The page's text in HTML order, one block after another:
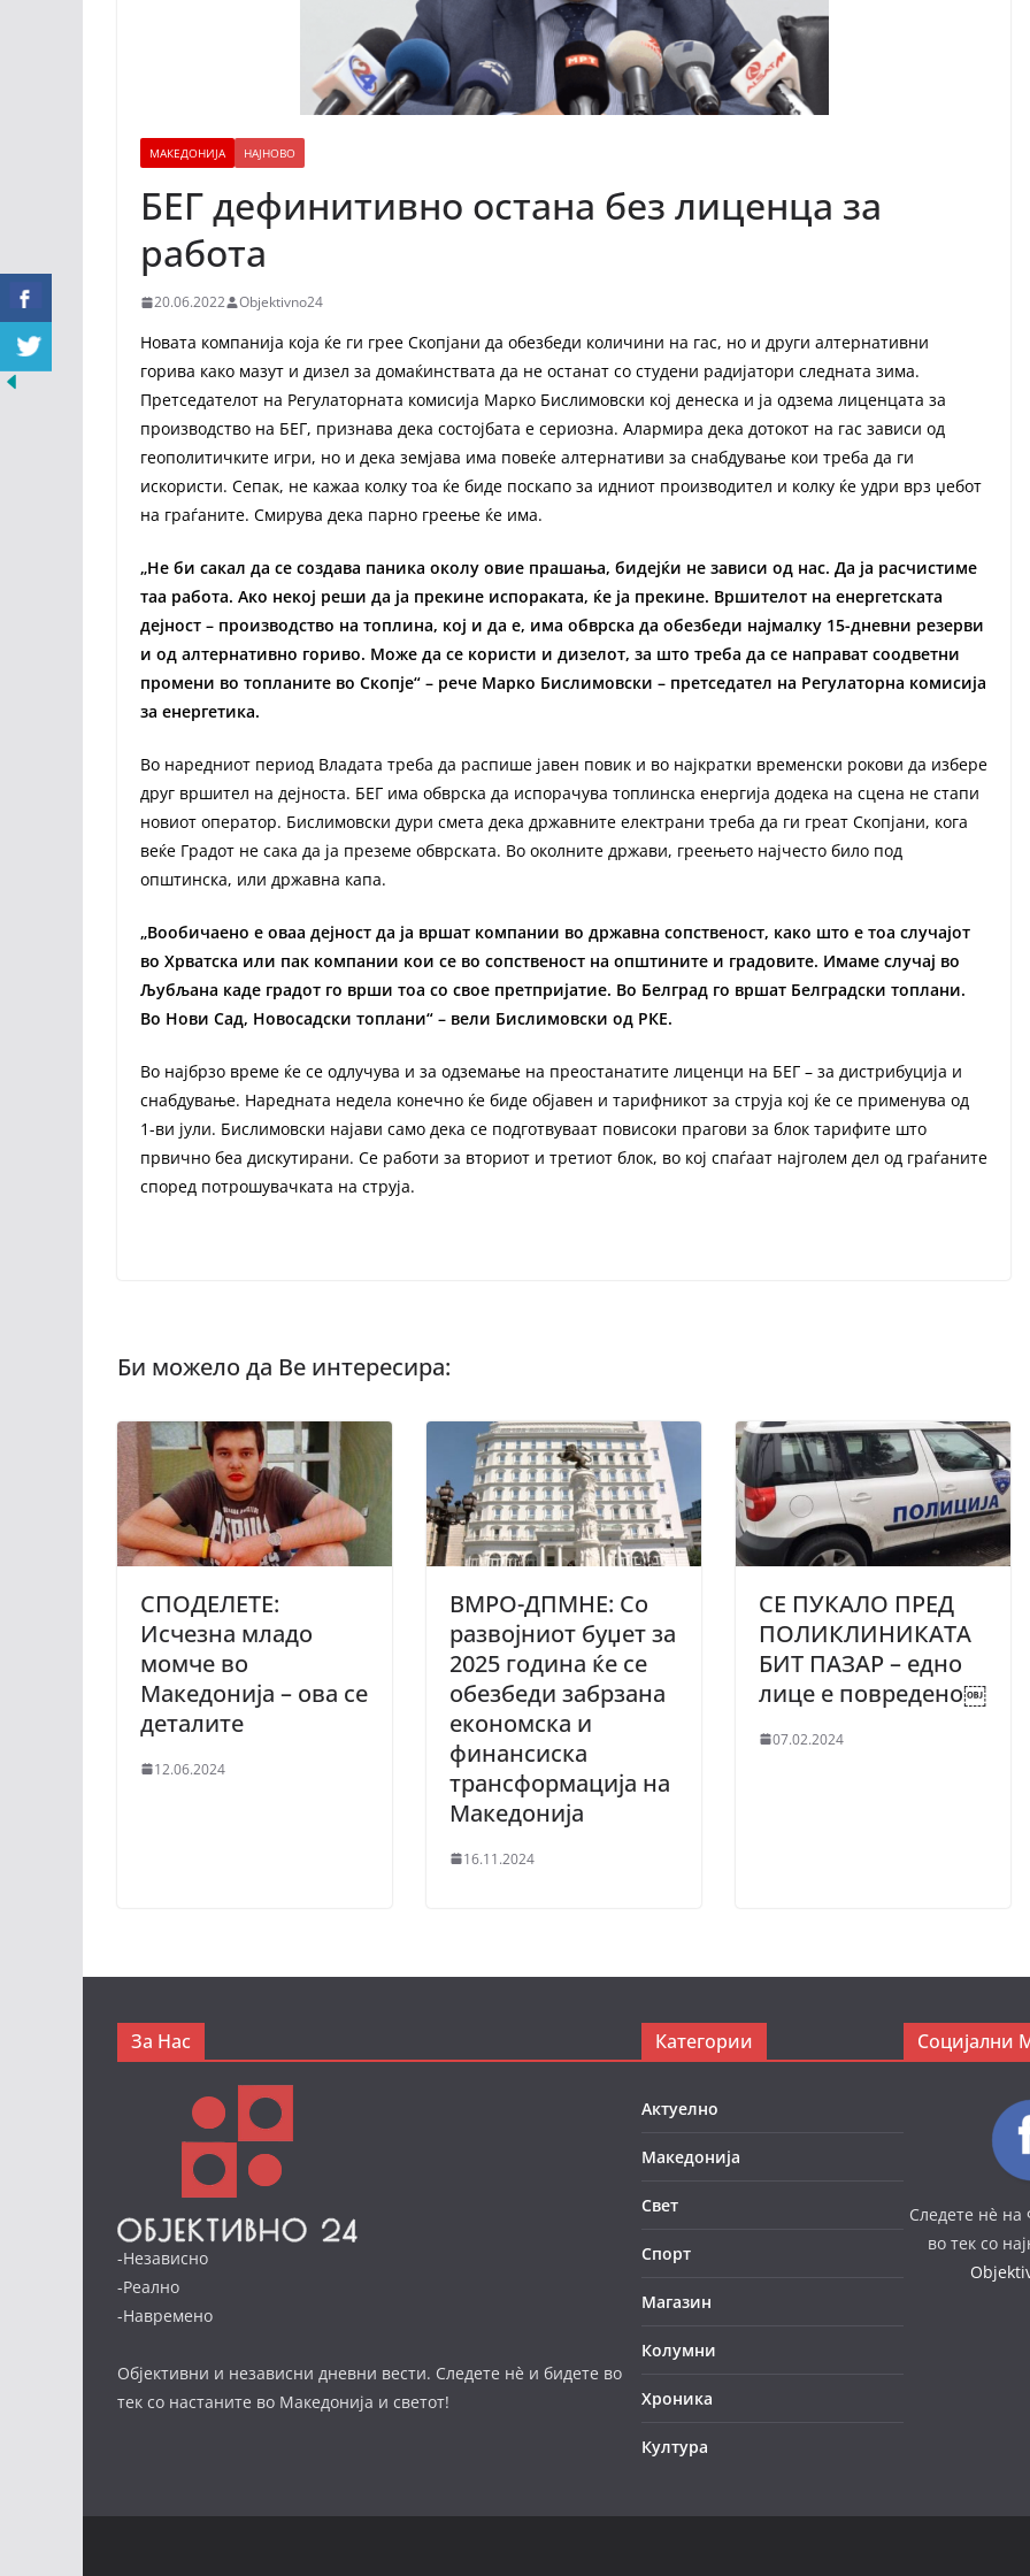
МАКЕДОНИЈА НАЈНОВО
БЕГ дефинитивно остана без лиценца за
работа
20.06.2022 Objektivno24
Новата компанија која ќе ги грее Скопјани да обезбеди количини на гас, но и други алтернативни
горива како мазут и дизел за домаќинствата да не останат со студени радијатори следната зима.
Претседателот на Регулаторната комисија Марко Бислимовски кој денеска и ја одзема лиценцата за
производство на БЕГ, признава дека состојбата е сериозна. Алармира дека дотокот на гас зависи од
геополитичките игри, но и дека земјава има повеќе алтернативи за снабдување кои треба да ги
искористи. Сепак, не кажаа колку тоа ќе биде поскапо за идниот производител и колку ќе удри врз џебот
на граѓаните. Смирува дека парно греење ќе има.
„Не би сакал да се создава паника околу овие прашања, бидејќи не зависи од нас. Да ја расчистиме
таа работа. Ако некој реши да ја прекине испораката, ќе ја прекине. Вршителот на енергетската
дејност – производство на топлина, кој и да е, има обврска да обезбеди најмалку 15-дневни резерви
и од алтернативно гориво. Може да се користи и дизелот, за што треба да се направат соодветни
промени во топланите во Скопје“ – рече Марко Бислимовски – претседател на Регулаторна комисија
за енергетика.
Во наредниот период Владата треба да распише јавен повик и во најкратки временски рокови да избере
друг вршител на дејноста. БЕГ има обврска да испорачува топлинска енергија додека на сцена не стапи
новиот оператор. Бислимовски дури смета дека државните електрани треба да ги греат Скопјани, кога
веќе Градот не сака да ја преземе обврската. Во околните држави, греењето најчесто било под
општинска, или државна капа.
„Вообичаено е оваа дејност да ја вршат компании во државна сопственост, како што е тоа случајот
во Хрватска или пак компании кои се во сопственост на општините и градовите. Имаме случај во
Љубљана каде градот го врши тоа со свое претпријатие. Во Белград го вршат Белградски топлани.
Во Нови Сад, Новосадски топлани“ – вели Бислимовски од РКЕ.
Во најбрзо време ќе се одлучува и за одземање на преостанатите лиценци на БЕГ – за дистрибуција и
снабдување. Наредната недела конечно ќе биде објавен и тарифникот за струја кој ќе се применува од
1-ви јули. Бислимовски најави само дека се подготвуваат повисоки прагови за блок тарифите што
првично беа дискутирани. Се работи за вториот и третиот блок, во кој спаѓаат најголем дел од граѓаните
според потрошувачката на струја.
СПОДЕЛЕТЕ:
Исчезна младо
момче во
Македонија – ова се
деталите
12.06.2024
ВМРО-ДПМНЕ: Со
развојниот буџет за
2025 година ќе се
обезбеди забрзана
економска и
финансиска
трансформација на
Македонија
16.11.2024
СЕ ПУКАЛО ПРЕД
ПОЛИКЛИНИКАТА
БИТ ПАЗАР – едно
лице е повредено￼
07.02.2024
За Нас
-Независно
-Реално
-Навремено
Објективни и независни дневни вести. Следете нè и бидете во
тек со настаните во Македонија и светот!
Категории
Актуелно
Македонија
Свет
Спорт
Магазин
Колумни
Хроника
Култура
Социјални
Следете нè на
во тек со